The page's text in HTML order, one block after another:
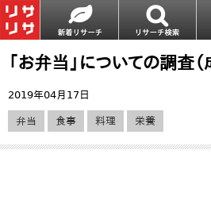
「お弁当」についての調査
2019年04月17日
弁当 食事 料理 栄養